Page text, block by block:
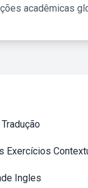
acadêmicas
Exercícios
Ingles